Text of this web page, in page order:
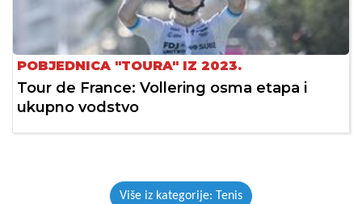
POBJEDNICA "TOURA" IZ 2023.
Tour de France: Vollering osma etapa i
ukupno vodstvo
Više iz kategorije: Tenis